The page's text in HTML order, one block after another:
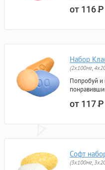
от 116Р
Набор
(2x100мг,
Попробуй и
от 117Р
Софт
(3x100мг,